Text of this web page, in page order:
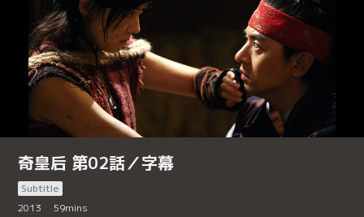
奇皇后 第02話／字幕
Subtitle
2013
59mins